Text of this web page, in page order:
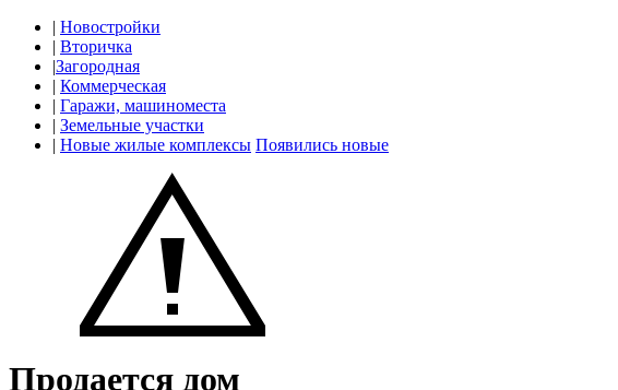
| Новостройки
| Вторичка
|Загородная
| Коммерческая
| Гаражи, машиноместа
| Земельные участки
| Новые жилые комплексы Появились новые
Продается дом